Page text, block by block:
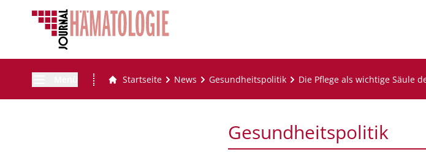
Startseite News Gesundheitspolitik Die Pflege als wichtige Säule
Gesundheitspolitik